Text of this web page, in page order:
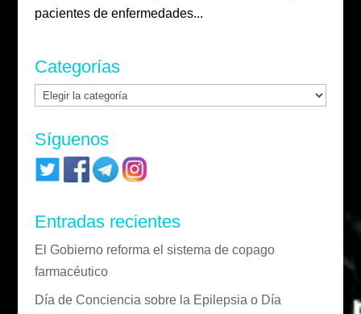
pacientes de enfermedades...
Categorías
Categorías
Síguenos
Entradas recientes
El Gobierno reforma el sistema de copago
farmacéutico
Día de Conciencia sobre la Epilepsia o Día